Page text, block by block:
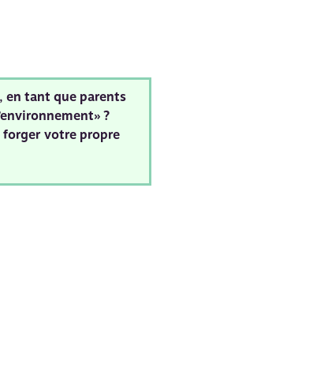
en tant que parents
?
forger votre propre